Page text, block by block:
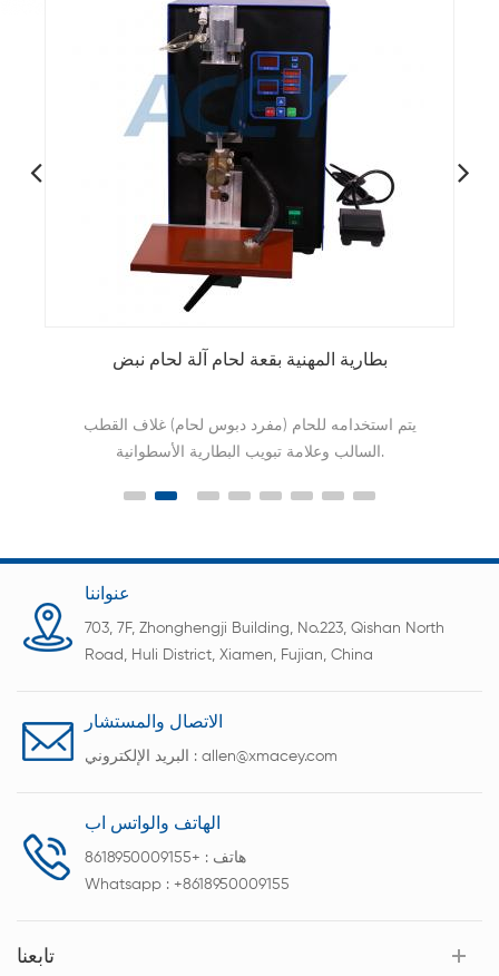
حزمة البطارية أحادية الجانب آلة لحام البقعة مع تدوير
يتم استخدام ACEY-S200C مع وظيفة دوران رأس اللحام
في اللحام النقطي الأوتوماتيكي للبطارية
عنواننا
703, 7F, Zhonghengji Building, No.223, Qishan North
Road, Huli District, Xiamen, Fujian, China
الاتصال والمستشار
البريد الإلكتروني : allen@xmacey.com
الهاتف والواتس اب
هاتف : +8618950009155
Whatsapp : +8618950009155
تابعنا